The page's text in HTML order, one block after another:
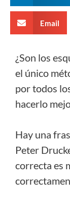
Email
¿Son los
el único
por todos
hacerlo
Hay una
Peter
correcta es